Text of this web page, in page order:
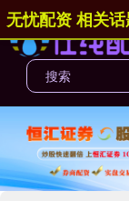
无忧配资 相关